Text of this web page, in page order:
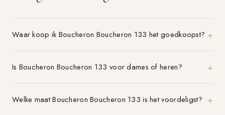
Waar koop ik Boucheron Boucheron 133 het goedkoopst?
Is Boucheron Boucheron 133 voor dames of heren?
Welke maat Boucheron Boucheron 133 is het voordeligst?